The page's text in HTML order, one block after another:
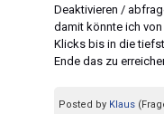
Deaktivieren /
damit könnte ich
Klicks bis in die
Ende das zu
Posted by Klaus